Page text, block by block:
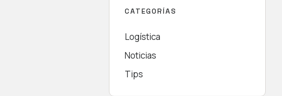
CATEGORÍAS
Logística
Noticias
Tips